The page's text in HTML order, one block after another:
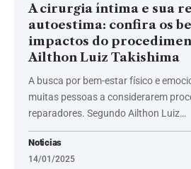
A cirurgia íntima e sua
autoestima: confira os
impactos do
Ailthon Luiz Takishima
A busca por bem-estar físico e
muitas pessoas a considerarem
reparadores. Segundo Ailthon Luiz…
Noticias
14/01/2025